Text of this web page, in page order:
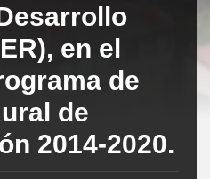
en el
de
de
2014-2020.